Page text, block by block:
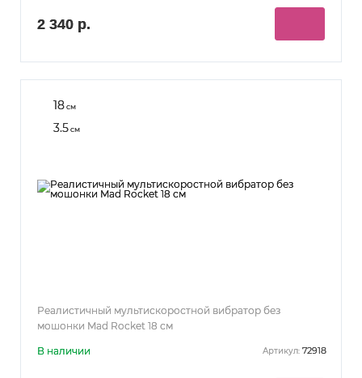
2 340 р.
18см
3.5см
Реалистичный мультискоростной вибратор без
мошонки Mad Rocket 18 см
В наличии Артикул: 72918